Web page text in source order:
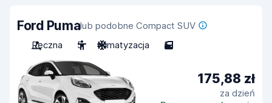
Ford Pumalub podobne Compact SUV
Ręczna
5 Klimatyzacja 5
175,88 zł
za dzień